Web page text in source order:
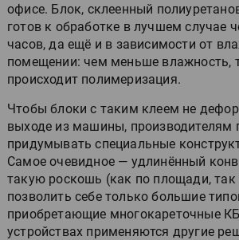
офисе. Блок, склеенный
готов к обработке в лучшем случае
часов, да ещё и в зависимости от
помещении: чем меньше влажность,
происходит полимеризация.
Чтобы блоки с таким клеем не
выходе из машины, производителям
придумывать специальные
Самое очевидное — удлинённый
такую роскошь (как по площади, так
позволить себе только большие
приобретающие многокареточные
устройствах применяются другие